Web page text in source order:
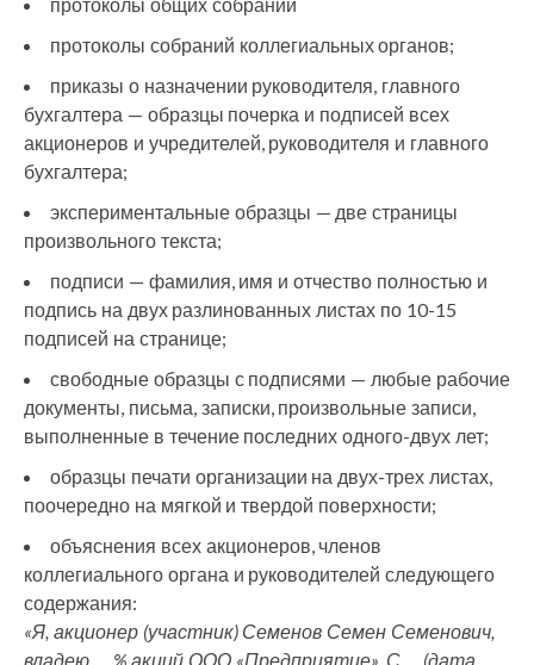
протоколы собраний коллегиальных органов;
приказы о назначении руководителя, главного
бухгалтера — образцы почерка и подписей всех
акционеров и учредителей, руководителя и главного
бухгалтера;
экспериментальные образцы — две страницы
произвольного текста;
подписи — фамилия, имя и отчество полностью и
подпись на двух разлинованных листах по 10-15
подписей на странице;
свободные образцы с подписями — любые рабочие
документы, письма, записки, произвольные записи,
выполненные в течение последних одного-двух лет;
образцы печати организации на двух-трех листах,
поочередно на мягкой и твердой поверхности;
объяснения всех акционеров, членов
коллегиального органа и руководителей следующего
содержания:
«Я, акционер (участник) Семенов Семен Семенович,
владею … % акций ООО «Предприятие». С … (дата